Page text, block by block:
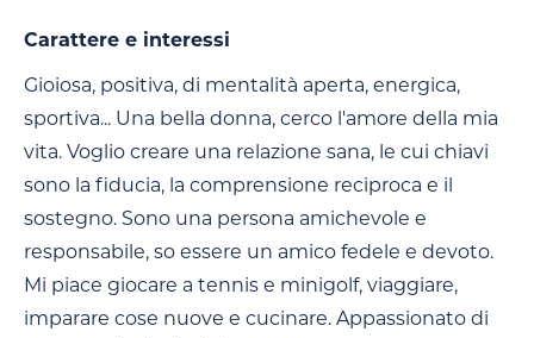
Carattere e interessi
Gioiosa, positiva, di mentalità aperta, energica,
sportiva... Una bella donna, cerco l'amore della mia
vita. Voglio creare una relazione sana, le cui chiavi
sono la fiducia, la comprensione reciproca e il
sostegno. Sono una persona amichevole e
responsabile, so essere un amico fedele e devoto.
Mi piace giocare a tennis e minigolf, viaggiare,
imparare cose nuove e cucinare. Appassionato di